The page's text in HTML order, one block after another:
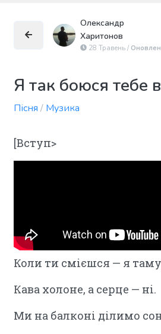
Олександр
Харитонов
28 Травень /
Я так боюся тебе
Пісня / Музика
[Вступ>
Коли ти смієшся — я
Кава холоне, а серце — ні.
Ми на балконі ділимо